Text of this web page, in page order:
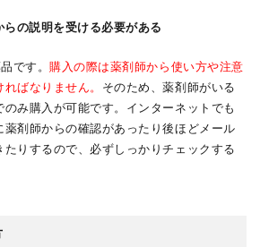
の説明を受ける必要がある
です。購入の際は薬剤師から使い方や注意
ばなりません。 そのため、薬剤師がいる
み購入が可能です。インターネットでも
剤師からの確認があったり後ほどメール
りするので、必ずしっかりチェックする